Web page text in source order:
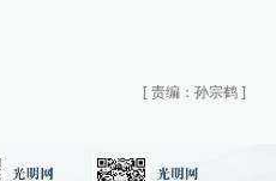
[ 责编：孙宗鹤 ]